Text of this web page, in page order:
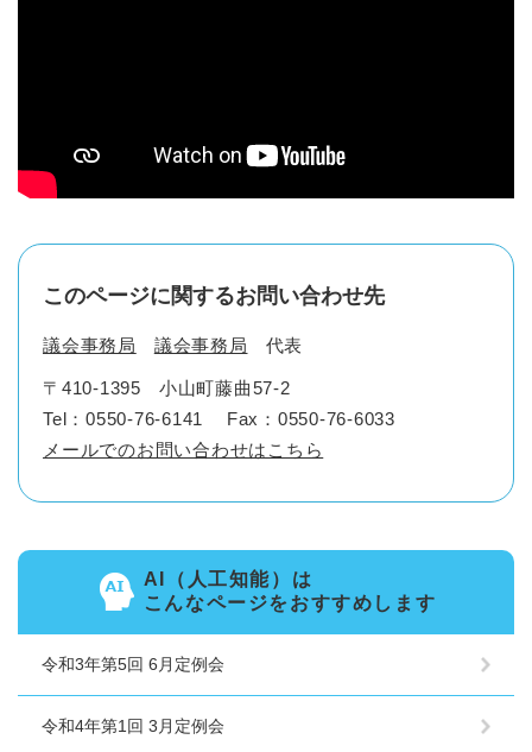
このページに関するお問い合わせ先
議会事務局 議会事務局 代表
〒410-1395
小山町藤曲57-2
Tel：0550-76-6141
Fax：0550-76-6033
メールでのお問い合わせはこちら
AI（人工知能）は
こんなページをおすすめします
令和3年第5回 6月定例会
令和4年第1回 3月定例会